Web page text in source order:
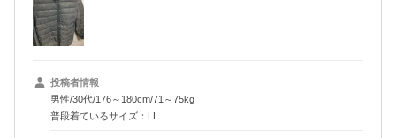
投稿者情報
男性/30代/176～180cm/71～75kg
普段着ているサイズ：LL